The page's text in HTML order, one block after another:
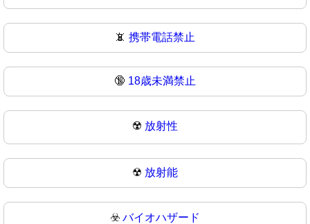
📵 携帯電話禁止
🔞 18歳未満禁止
☢️ 放射性
☢ 放射能
☣️ バイオハザード